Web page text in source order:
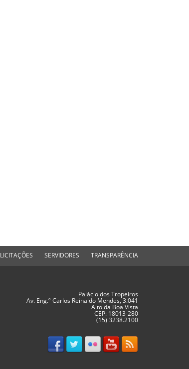
LICITAÇÕES SERVIDORES TRANSPARÊNCIA
Palácio dos Tropeiros
Av. Eng.º Carlos Reinaldo Mendes, 3.041
Alto da Boa Vista
CEP: 18013-280
(15) 3238.2100